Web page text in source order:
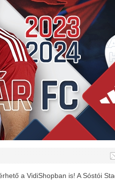
a VidiShopban is! A Sóstói